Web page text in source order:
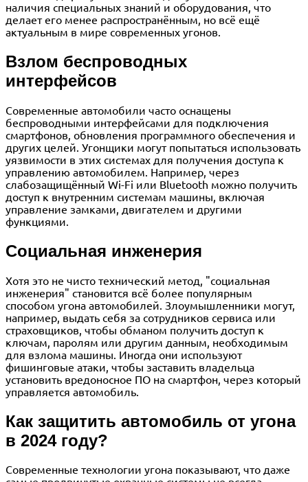
наличия специальных знаний и оборудования, что
делает его менее распространённым, но всё ещё
актуальным в мире современных угонов.
Взлом беспроводных
интерфейсов
Современные автомобили часто оснащены
беспроводными интерфейсами для подключения
смартфонов, обновления программного обеспечения и
других целей. Угонщики могут попытаться использовать
уязвимости в этих системах для получения доступа к
управлению автомобилем. Например, через
слабозащищённый Wi-Fi или Bluetooth можно получить
доступ к внутренним системам машины, включая
управление замками, двигателем и другими
функциями.
Социальная инженерия
Хотя это не чисто технический метод, "социальная
инженерия" становится всё более популярным
способом угона автомобилей. Злоумышленники могут,
например, выдать себя за сотрудников сервиса или
страховщиков, чтобы обманом получить доступ к
ключам, паролям или другим данным, необходимым
для взлома машины. Иногда они используют
фишинговые атаки, чтобы заставить владельца
установить вредоносное ПО на смартфон, через который
управляется автомобиль.
Как защитить автомобиль от угона
в 2024 году?
Современные технологии угона показывают, что даже